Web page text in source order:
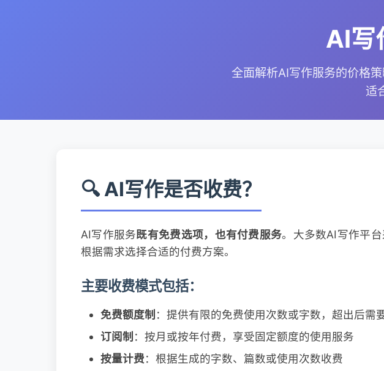
AI写
全面解析AI写作服务的价格
适
🔍 AI写作是否收费？
AI写作服务既有免费选项，也有付费服务。大多数AI写作平台
根据需求选择合适的付费方案。
主要收费模式包括：
免费额度制 ：提供有限的免费使用次数或字数，超出后需
订阅制 ：按月或按年付费，享受固定额度的使用服务
按量计费：根据生成的字数、篇数或使用次数收费